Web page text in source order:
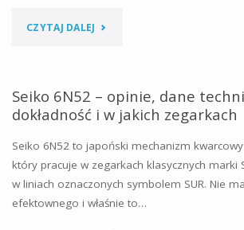
ZEGARKACH"
CZYTAJ DALEJ "SEIKO
(NH38A)
–
OPINIE,
DANE
Seiko 6N52 – opinie, dane
dokładność i w jakich zegarkach
Seiko 6N52 to japoński mechanizm
który pracuje w zegarkach klasycznych marki
w liniach oznaczonych symbolem SUR. Nie
efektownego i właśnie to…